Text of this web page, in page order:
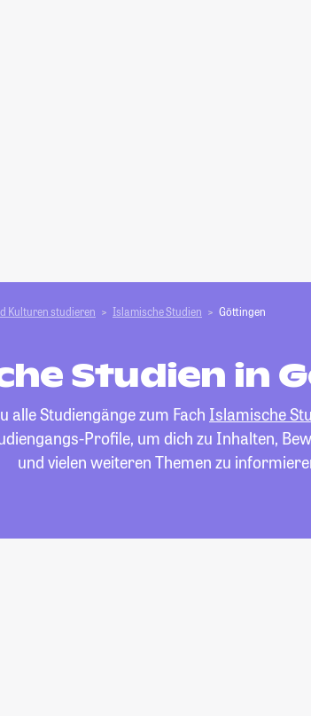
Kulturen studieren Islamische Studien Göttingen
Studien in
alle Studiengänge zum Fach Islamische
Profile, um dich zu Inhalten,
und vielen weiteren Themen zu